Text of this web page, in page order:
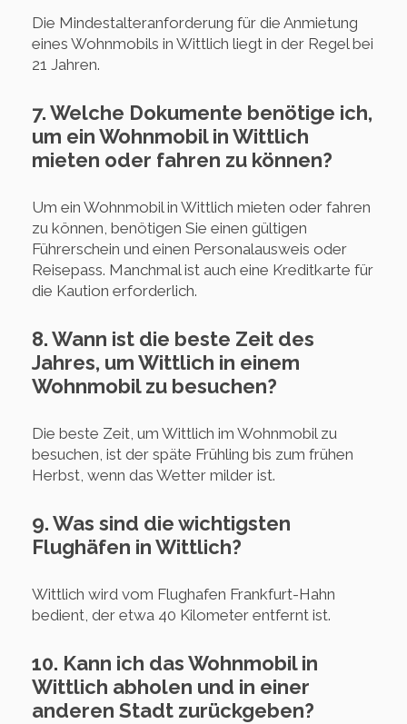
Die Mindestalteranforderung für die Anmietung
eines Wohnmobils in Wittlich liegt in der Regel bei
21 Jahren.
7. Welche Dokumente benötige ich,
um ein Wohnmobil in Wittlich
mieten oder fahren zu können?
Um ein Wohnmobil in Wittlich mieten oder fahren
zu können, benötigen Sie einen gültigen
Führerschein und einen Personalausweis oder
Reisepass. Manchmal ist auch eine Kreditkarte für
die Kaution erforderlich.
8. Wann ist die beste Zeit des
Jahres, um Wittlich in einem
Wohnmobil zu besuchen?
Die beste Zeit, um Wittlich im Wohnmobil zu
besuchen, ist der späte Frühling bis zum frühen
Herbst, wenn das Wetter milder ist.
9. Was sind die wichtigsten
Flughäfen in Wittlich?
Wittlich wird vom Flughafen Frankfurt-Hahn
bedient, der etwa 40 Kilometer entfernt ist.
10. Kann ich das Wohnmobil in
Wittlich abholen und in einer
anderen Stadt zurückgeben?